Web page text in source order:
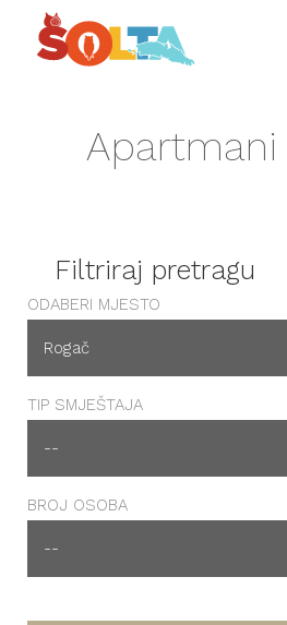
Filtriraj pretragu
ODABERI MJESTO
TIP SMJEŠTAJA
BROJ OSOBA